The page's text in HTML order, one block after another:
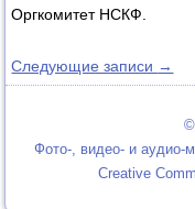
Оргкомитет НСКФ.
Следующие записи →
©
Фото-, видео- и аудио-
Creative